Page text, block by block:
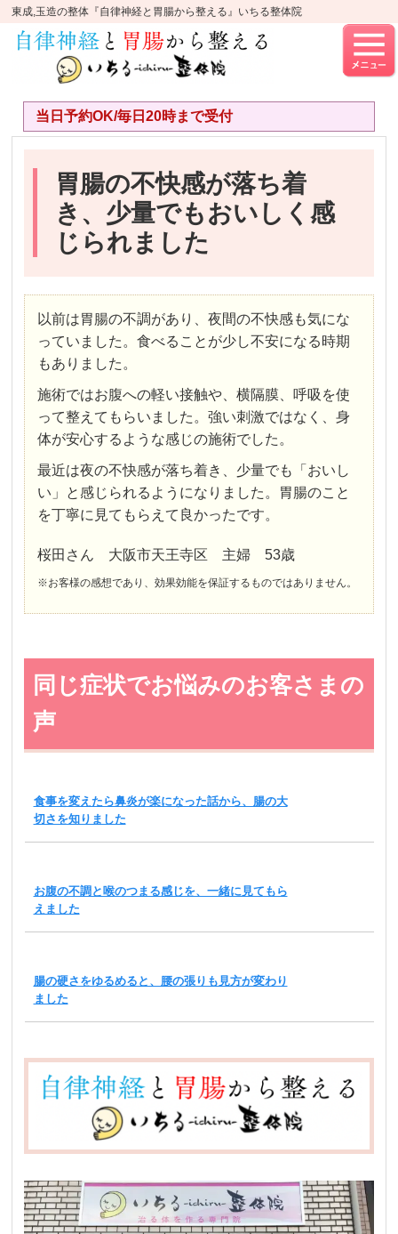
東成,玉造の整体『自律神経と胃腸から整える』いちる整体院
当日予約OK/毎日20時まで受付
胃腸の不快感が落ち着
き、少量でもおいしく感
じられました
以前は胃腸の不調があり、夜間の不快感も気にな
っていました。食べることが少し不安になる時期
もありました。
施術ではお腹への軽い接触や、横隔膜、呼吸を使
って整えてもらいました。強い刺激ではなく、身
体が安心するような感じの施術でした。
最近は夜の不快感が落ち着き、少量でも「おいし
い」と感じられるようになりました。胃腸のこと
を丁寧に見てもらえて良かったです。
桜田さん 大阪市天王寺区 主婦 53歳
※お客様の感想であり、効果効能を保証するものではありません。
同じ症状でお悩みのお客さまの
声
食事を変えたら鼻炎が楽になった話から、腸の大
切さを知りました
お腹の不調と喉のつまる感じを、一緒に見てもら
えました
腸の硬さをゆるめると、腰の張りも見方が変わり
ました